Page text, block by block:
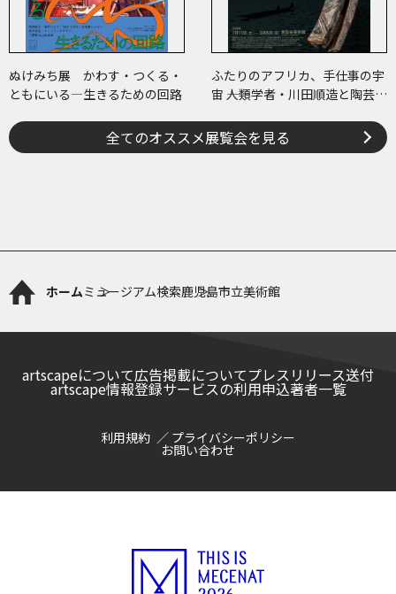
ぬけみち展 かわす・つくる・
ともにいる―生きるための回路
ふたりのアフリカ、手仕事の宇
宙 ――人類学者・川田順造と陶芸作
全てのオススメ展覧会を見る
ホームミュージアム検索鹿児島市立美術館
artscapeについて広告掲載についてプレスリリース送付
artscape情報登録サービスの利用申込著者一覧
利用規約 プライバシーポリシー
お問い合わせ